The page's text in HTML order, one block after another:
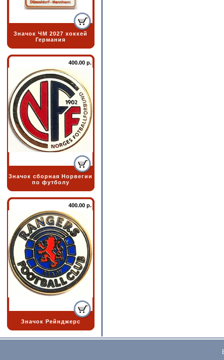
Значок ЧМ 2027 хоккей
Германия
400.00 р.
Значок сборная Норвегии
по футболу
400.00 р.
Значок Рейнджерс